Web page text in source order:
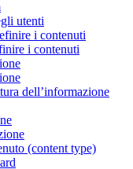
utenti
i contenuti
i contenuti
dell’informazione
(content type)